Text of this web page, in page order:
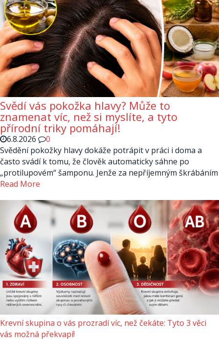
Svědí vás pokožka hlavy? Může to
znamenat víc, než si myslíte, a tyto
přírodní triky pomáhají!
6.8.2026
0
Svědění pokožky hlavy dokáže potrápit v práci i doma a
často svádí k tomu, že člověk automaticky sáhne po
„protilupovém“ šamponu. Jenže za nepříjemným škrábáním
Read More
Krevní skupina o vás prozradí víc, než čekáte: Tyto 3 věci
vás možná překvapí!